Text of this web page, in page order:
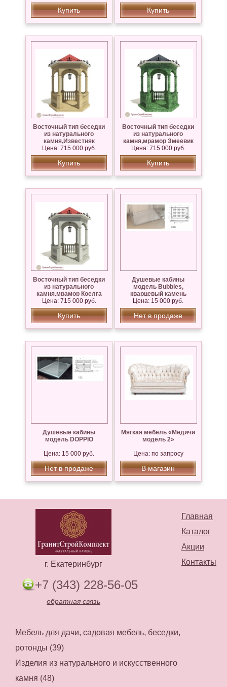
Купить Купить
Восточный тип беседки
из натурального
камня,Известняк
Сары — Таш
Цена: 715 000 руб.
Купить
Восточный тип беседки
из натурального
камня,мрамор Змеевик
Цена: 715 000 руб.
Купить
Восточный тип беседки
из натурального
камня,мрамор Коелга
Цена: 715 000 руб.
Купить
Душевые кабины
модель Bubbles,
кварцевый камень
Silestone
Цена: 15 000 руб.
Нет в продаже
Душевые кабины
модель DOPPIO
Цена: 15 000 руб.
Нет в продаже
Мягкая мебель «Медичи
модель 2»
Цена: по запросу
В магазин
Главная
Каталог
Акции
Контакты
г. Екатеринбург
+7 (343) 228-56-05
обратная связь
Мебель для дачи, садовая мебель, беседки,
ротонды (39)
Изделия из натурального и искусственного
камня (48)